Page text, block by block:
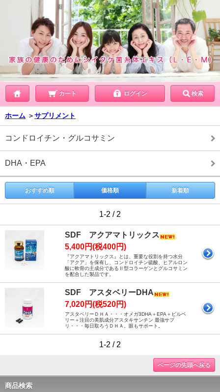
カート ログイン 検索
ホーム ＞サプリメント
コンドロイチン・グルコサミン
DHA・EPA
おすすめ順 価格順 新着順
1-2 / 2
SDF アクアマトリックス
5,400円(税400円)
『アクアマトリックス』とは、重要な役割を持つ水分
「アクア」を保有し、コンドロイチン硫酸、ヒアルロン
酸に軟骨の主成分であるⅡ型コラーゲンとグルコサミン
を配合した製品です。
SDF アスタベリーDHA
7,020円(税520円)
アスタベリーＤＨＡ・・・オメガ3DHA＋EPA＋ビルベ
リー＋注目の美肌成分アスタキサンチン 最強サプ
リ・・・毎日取ろうＤＨＡ。眼もサポート。
1-2 / 2
ページの先頭へ戻る
商品検索